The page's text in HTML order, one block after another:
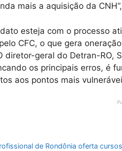
mais a aquisição da
esteja com o processo
CFC, o que gera
diretor-geral do Detran-RO,
os principais erros, é
aos pontos mais
de Rondônia oferta